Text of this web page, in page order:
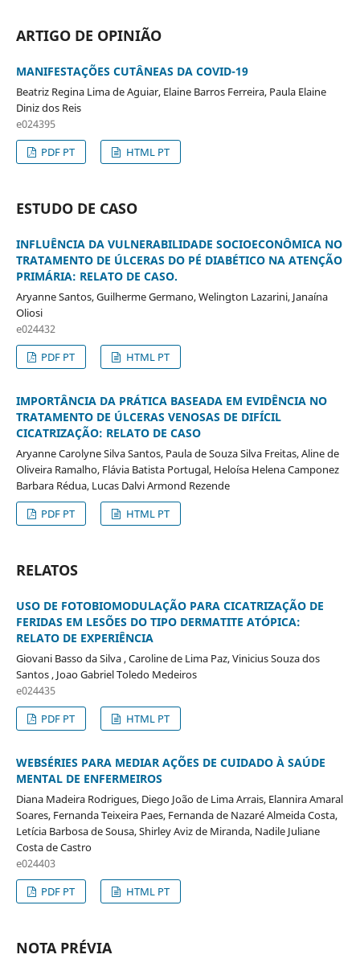
ARTIGO DE OPINIÃO
MANIFESTAÇÕES CUTÂNEAS DA COVID-19
Beatriz Regina Lima de Aguiar, Elaine Barros Ferreira, Paula Elaine
Diniz dos Reis
e024395
PDF PT
HTML PT
ESTUDO DE CASO
INFLUÊNCIA DA VULNERABILIDADE SOCIOECONÔMICA NO
TRATAMENTO DE ÚLCERAS DO PÉ DIABÉTICO NA ATENÇÃO
PRIMÁRIA: RELATO DE CASO.
Aryanne Santos, Guilherme Germano, Welington Lazarini, Janaína
Oliosi
e024432
PDF PT
HTML PT
IMPORTÂNCIA DA PRÁTICA BASEADA EM EVIDÊNCIA NO
TRATAMENTO DE ÚLCERAS VENOSAS DE DIFÍCIL
CICATRIZAÇÃO: RELATO DE CASO
Aryanne Carolyne Silva Santos, Paula de Souza Silva Freitas, Aline de
Oliveira Ramalho, Flávia Batista Portugal, Heloísa Helena Camponez
Barbara Rédua, Lucas Dalvi Armond Rezende
PDF PT
HTML PT
RELATOS
USO DE FOTOBIOMODULAÇÃO PARA CICATRIZAÇÃO DE
FERIDAS EM LESÕES DO TIPO DERMATITE ATÓPICA:
RELATO DE EXPERIÊNCIA
Giovani Basso da Silva , Caroline de Lima Paz, Vinicius Souza dos
Santos , Joao Gabriel Toledo Medeiros
e024435
PDF PT
HTML PT
WEBSÉRIES PARA MEDIAR AÇÕES DE CUIDADO À SAÚDE
MENTAL DE ENFERMEIROS
Diana Madeira Rodrigues, Diego João de Lima Arrais, Elannira Amaral
Soares, Fernanda Teixeira Paes, Fernanda de Nazaré Almeida Costa,
Letícia Barbosa de Sousa, Shirley Aviz de Miranda, Nadile Juliane
Costa de Castro
e024403
PDF PT
HTML PT
NOTA PRÉVIA